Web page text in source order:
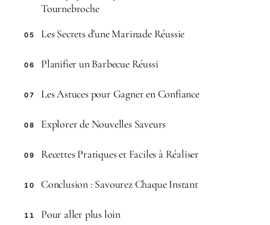
Tournebroche
05 Les Secrets d’une Marinade Réussie
06 Planifier un Barbecue Réussi
07 Les Astuces pour Gagner en Confiance
08 Explorer de Nouvelles Saveurs
09 Recettes Pratiques et Faciles à Réaliser
10 Conclusion : Savourez Chaque Instant
11 Pour aller plus loin